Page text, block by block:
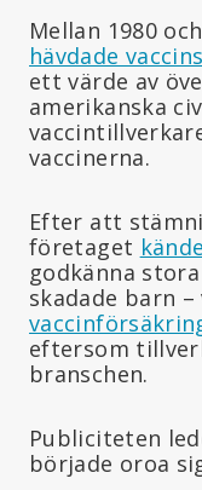
Mellan 1980
hävdade
ett värde av
amerikanska
vaccinerna.
Efter att
företaget
godkänna
skadade barn
eftersom
branschen.
Publiciteten
började oroa